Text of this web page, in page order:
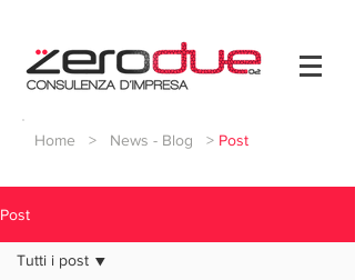
Home > News - Blog > Post
Post
Tutti i post